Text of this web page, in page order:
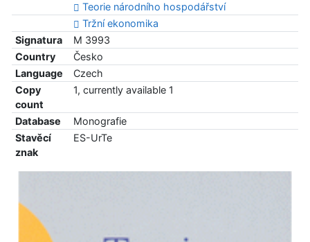
Teorie národního hospodářství
Tržní ekonomika
Signatura
M 3993
Country
Česko
Language
Czech
Copy
count
1, currently available 1
Database
Monografie
Stavěcí
znak
ES-UrTe